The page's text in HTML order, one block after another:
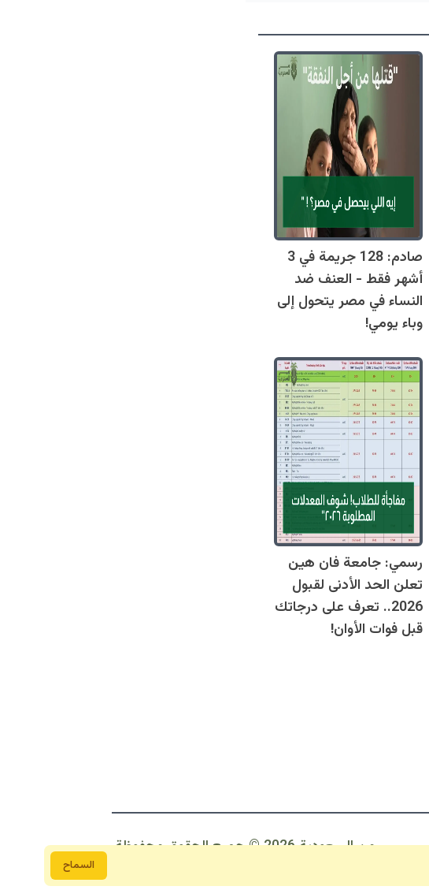
صادم: 128 جريمة في 3
أشهر فقط - العنف ضد
النساء في مصر يتحول إلى
وباء يومي!
رسمي: جامعة فان هين
تعلن الحد الأدنى لقبول
2026.. تعرف على درجاتك
قبل فوات الأوان!
من السعودية 2026 © جمبع الحقوق محفوظة
السماح